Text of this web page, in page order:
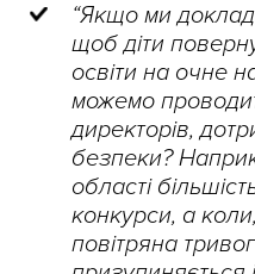
“Якщо ми
щоб діти
освіти на очне
можемо
директорів,
безпеки?
області
конкурси, а
повітряна